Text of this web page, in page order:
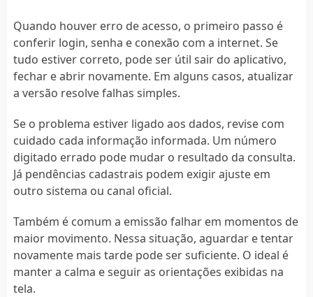
Quando houver erro de acesso, o primeiro passo é
conferir login, senha e conexão com a internet. Se
tudo estiver correto, pode ser útil sair do aplicativo,
fechar e abrir novamente. Em alguns casos, atualizar
a versão resolve falhas simples.
Se o problema estiver ligado aos dados, revise com
cuidado cada informação informada. Um número
digitado errado pode mudar o resultado da consulta.
Já pendências cadastrais podem exigir ajuste em
outro sistema ou canal oficial.
Também é comum a emissão falhar em momentos de
maior movimento. Nessa situação, aguardar e tentar
novamente mais tarde pode ser suficiente. O ideal é
manter a calma e seguir as orientações exibidas na
tela.